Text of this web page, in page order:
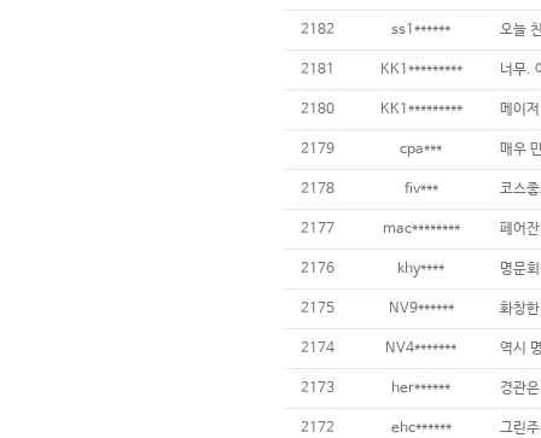
2182 ss1******
2181 KK1*********
2180 KK1*********
2179 cpa***
2178 fiv***
2177 mac********
2176 khy****
2175 NV9******
2174 NV4*******
2173 her******
2172 ehc******